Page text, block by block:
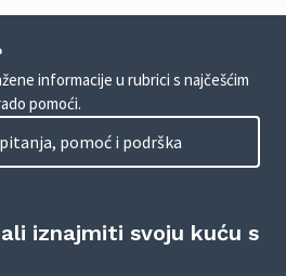
informacije u rubrici s najčešćim
pomoći.
pomoć i podrška
iznajmiti svoju kuću s